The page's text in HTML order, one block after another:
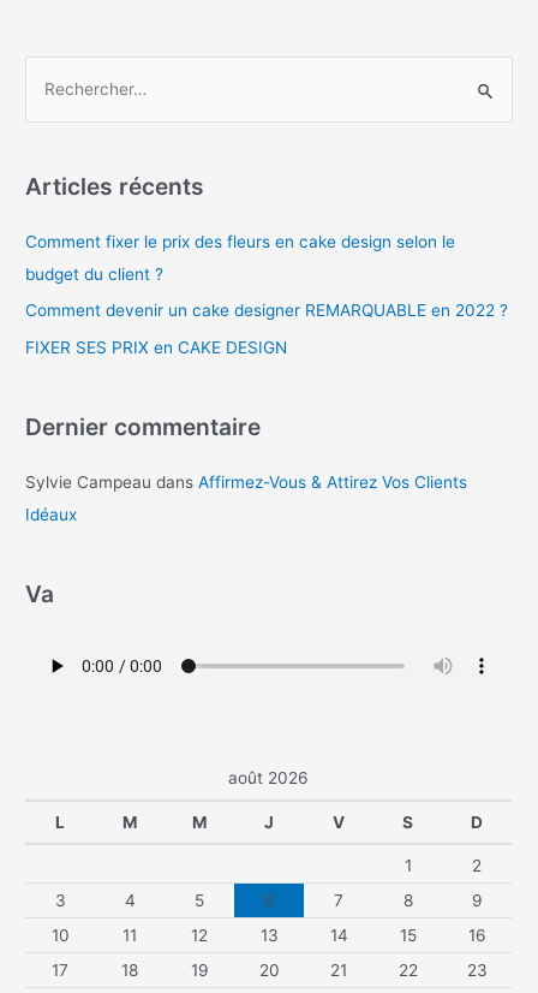
Articles récents
Comment fixer le prix des fleurs en cake design selon le
budget du client ?
Comment devenir un cake designer REMARQUABLE en 2022 ?
FIXER SES PRIX en CAKE DESIGN
Dernier commentaire
Sylvie Campeau dansAffirmez-Vous & Attirez Vos Clients
Idéaux
Va
août 2026
L M M J V S D
1
2
3
4 5 6 7 8
9
10
11 12 13 14 15
16
17
18 19 20 21 22
23